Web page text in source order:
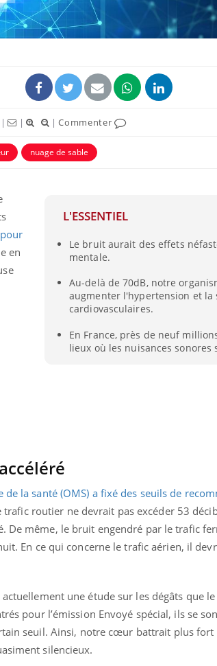
| | |Commenter
nuage de sable
L'ESSENTIEL
Le bruit aurait des effets
mentale.
Au-delà de 70dB, notre
augmenter l'hypertension et la
cardiovasculaires.
En France, près de neuf
lieux où les nuisances
en
de la santé (OMS) a fixé des seuils de
routier ne devrait pas excéder 53
De même, le bruit engendré par le trafic
En ce qui concerne le trafic aérien, il
actuellement une étude sur les dégâts que
pour l’émission Envoyé spécial, ils se
seuil. Ainsi, notre cœur battrait plus
silencieux.
& Charge mentale : et si on
en parler??Youtube
l'insuline dans le diabète de type 2
entourée d'idées reçues chez les
Youtube